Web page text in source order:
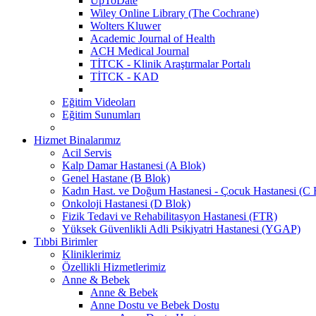
Wiley Online Library (The Cochrane)
Wolters Kluwer
Academic Journal of Health
ACH Medical Journal
TİTCK - Klinik Araştırmalar Portalı
TİTCK - KAD
Eğitim Videoları
Eğitim Sunumları
Hizmet Binalarımız
Acil Servis
Kalp Damar Hastanesi (A Blok)
Genel Hastane (B Blok)
Kadın Hast. ve Doğum Hastanesi - Çocuk Hastanesi (C
Onkoloji Hastanesi (D Blok)
Fizik Tedavi ve Rehabilitasyon Hastanesi (FTR)
Yüksek Güvenlikli Adli Psikiyatri Hastanesi (YGAP)
Tıbbi Birimler
Kliniklerimiz
Özellikli Hizmetlerimiz
Anne & Bebek
Anne & Bebek
Anne Dostu ve Bebek Dostu